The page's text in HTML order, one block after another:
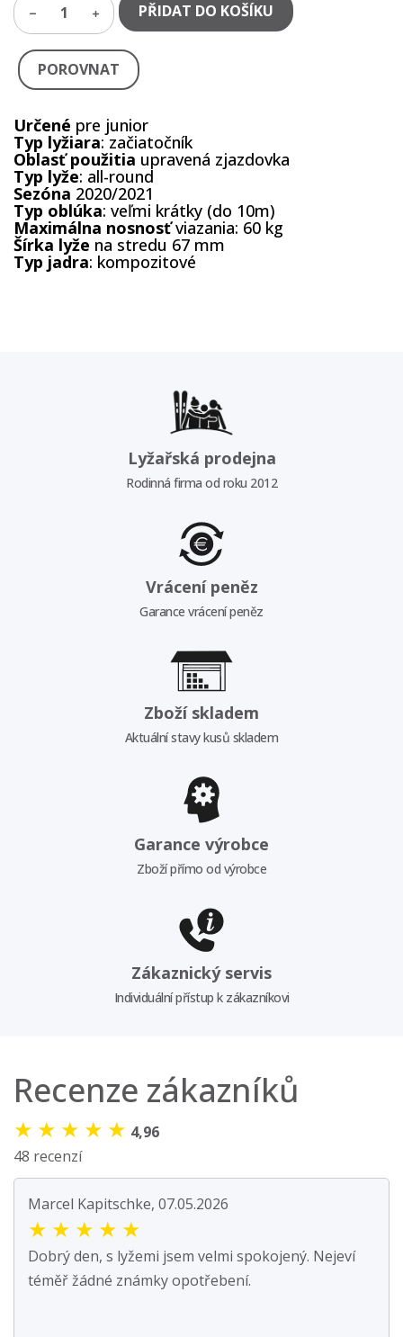
1 PŘIDAT DO KOŠÍKU
POROVNAT
Určené pre junior
Typ lyžiara: začiatočník
Oblasť použitia upravená zjazdovka
Typ lyže: all-round
Sezóna 2020/2021
Typ oblúka: veľmi krátky (do 10m)
Maximálna nosnosťviazania: 60 kg
Šírka lyže na stredu 67 mm
Typ jadra: kompozitové
Lyžařská prodejna
Rodinná firma od roku 2012
Vrácení peněz
Garance vrácení peněz
Zboží skladem
Aktuální stavy kusů skladem
Garance výrobce
Zboží přímo od výrobce
Zákaznický servis
Individuální přístup k zákazníkovi
Recenze zákazníků
★ ★ ★ ★ ★ 4,96
48 recenzí
Marcel Kapitschke, 07.05.2026
★ ★ ★ ★ ★
Dobrý den, s lyžemi jsem velmi spokojený. Nejeví
téměř žádné známky opotřebení.